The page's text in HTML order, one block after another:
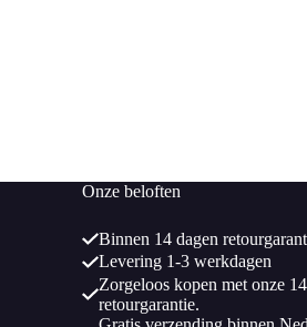
Onze beloften
Binnen 14 dagen
Levering 1-3 werkdagen
Zorgeloos kopen met onze
retourgarantie.